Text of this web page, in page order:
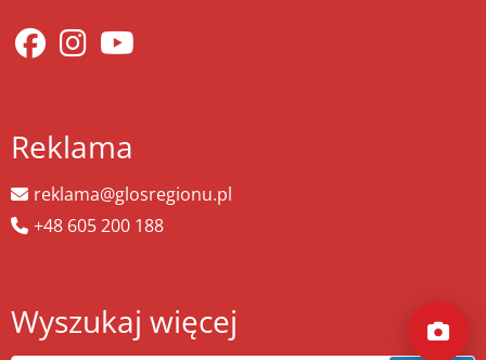
Reklama
reklama@glosregionu.pl
+48 605 200 188
Wyszukaj więcej